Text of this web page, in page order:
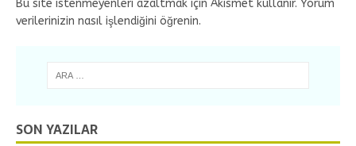
Bu site istenmeyenleri azaltmak için Akismet kullanır. Yorum
verilerinizin nasıl işlendiğini öğrenin.
SON YAZILAR